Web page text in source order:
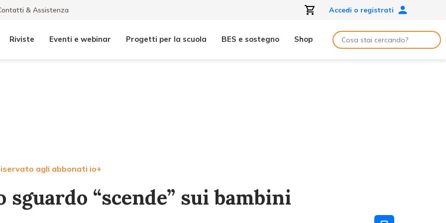
& Assistenza Accedi o registrati
Riviste Eventi e webinar Progetti per la scuola BES e sostegno Shop
agli abbonati io+
sguardo “scende” sui bambini